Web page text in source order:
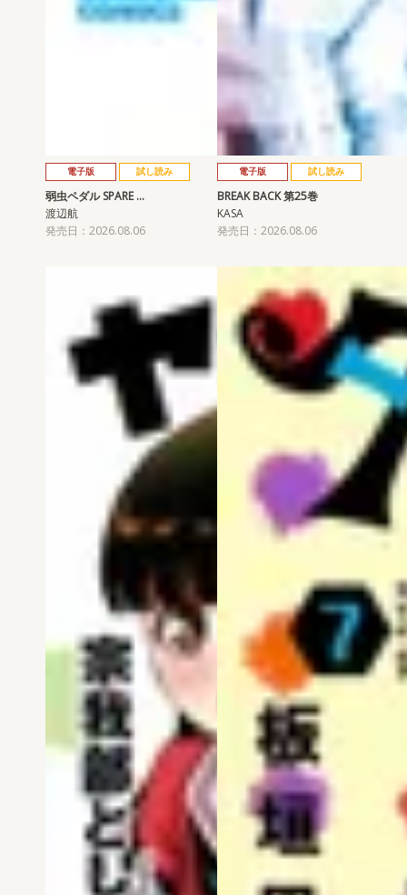
電子版 試し読み
弱虫ペダル SPARE …
渡辺航
発売日：2026.08.06
電子版 試し読み
BREAK BACK 第25巻
KASA
発売日：2026.08.06